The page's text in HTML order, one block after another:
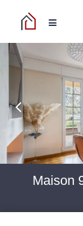
Maison